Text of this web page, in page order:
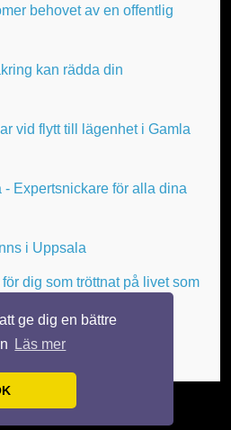
ge dig en bättre
Läs mer
behovet av en offentlig
kan rädda din
vid flytt till lägenhet i Gamla
- Expertsnickare för alla dina
i Uppsala
dig som tröttnat på livet som
RÄTTIGHETER FÖRBEHÅLLNA.